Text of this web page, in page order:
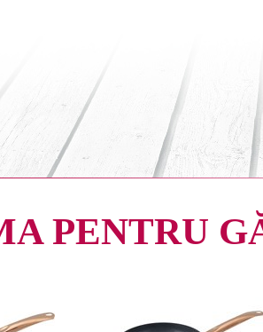
PENTRU